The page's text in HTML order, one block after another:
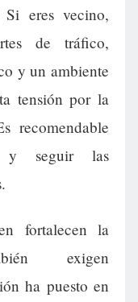
eres vecino,
de tráfico,
y un ambiente
tensión por la
recomendable
y seguir las
fortalecen la
exigen
ha puesto en